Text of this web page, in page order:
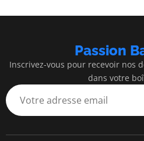
Passion
Inscrivez-vous pour recevoir nos
dans votre